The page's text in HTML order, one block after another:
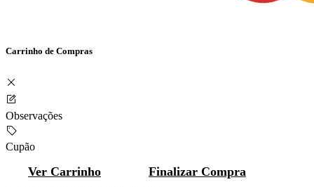
Carrinho de Compras
Observações
Cupão
Ver Carrinho Finalizar Compra